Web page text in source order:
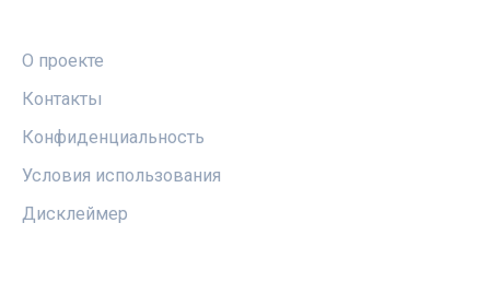
О проекте
Контакты
Конфиденциальность
Условия использования
Дисклеймер